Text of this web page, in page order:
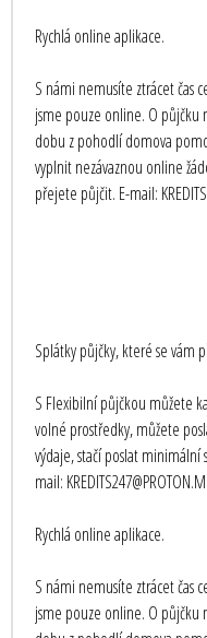
Rychlá online aplikace.
S námi nemusíte ztrácet čas
jsme pouze online. O půjčku
dobu z pohodlí domova
vyplnit nezávaznou online
přejete půjčit. E-mail:
Splátky půjčky, které se vám
S Flexibilní půjčkou můžete
volné prostředky, můžete
výdaje, stačí poslat
mail:
Rychlá online aplikace.
S námi nemusíte ztrácet čas
jsme pouze online. O půjčku